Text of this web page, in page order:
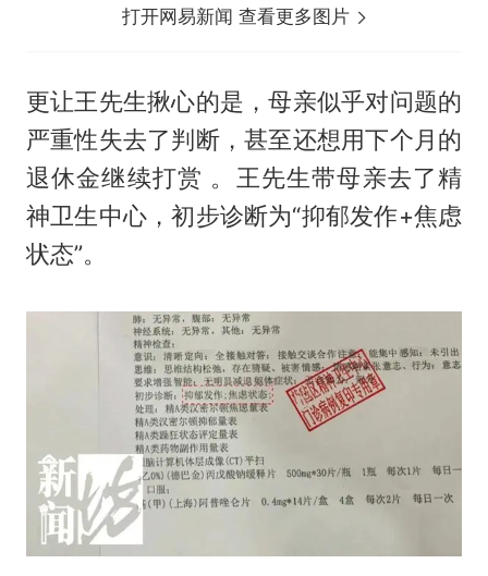
打开网易新闻 查看更多图片
更让王先生揪心的是，母亲似乎对问题的
严重性失去了判断，甚至还想用下个月的
退休金继续打赏 。王先生带母亲去了精
神卫生中心，初步诊断为“抑郁发作+焦虑
状态”。